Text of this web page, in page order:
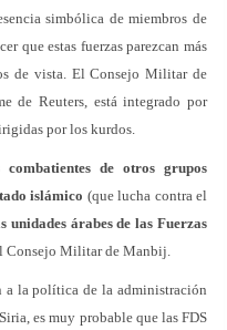
simbólica de miembros de
que estas fuerzas parezcan más
de vista. El Consejo Militar de
de Reuters, está integrado por
por los kurdos.
de otros grupos
islámico (que lucha contra el
unidades árabes de las Fuerzas
Consejo Militar de Manbij.
a la política de la administración
es muy probable que las FDS